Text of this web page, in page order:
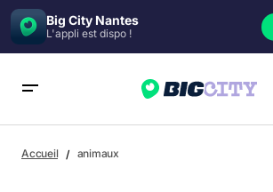
Big City Nantes
L'appli est dispo !
Accueil animaux